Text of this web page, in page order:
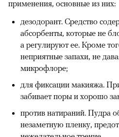
применения, основные из них:
дезодорант. Средство
абсорбенты, которые не
а регулируют ее. Кроме
неприятные запахи, не
микрофлоре;
для фиксации макияжа.
забивает поры и хорошо
против натираний. Пудра
незаметную пленку,